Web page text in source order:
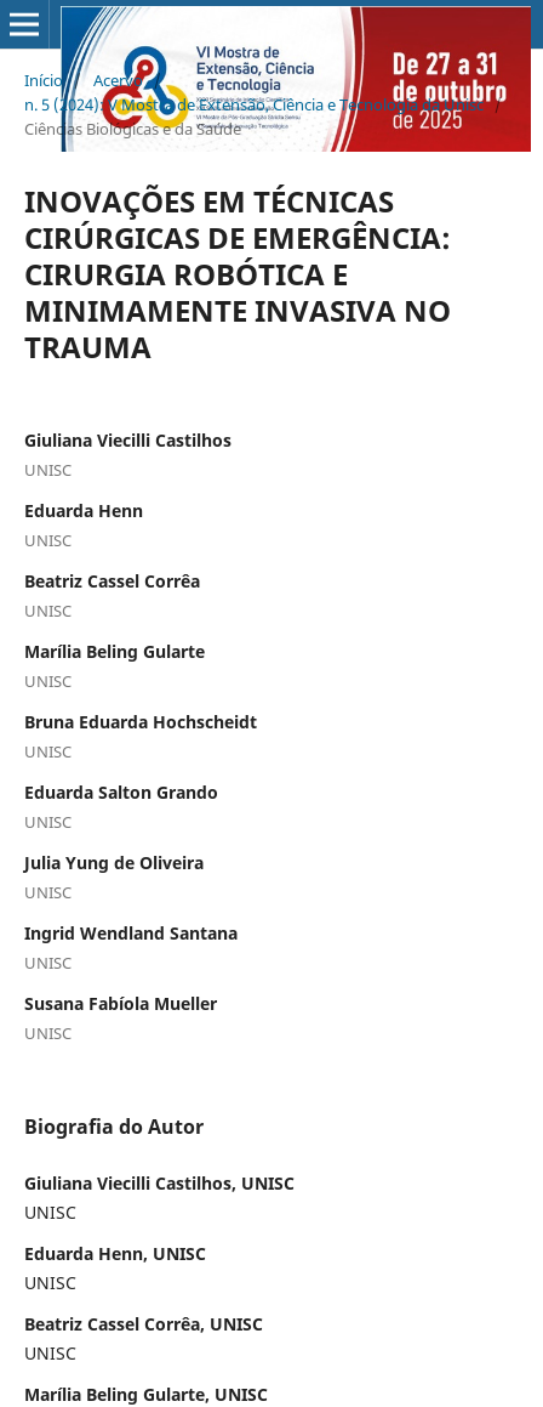
Início / Acervo /
n. 5 (2024): V Mostra de Extensão, Ciência e Tecnologia da Unisc /
Ciências Biológicas e da Saúde
INOVAÇÕES EM TÉCNICAS
CIRÚRGICAS DE EMERGÊNCIA:
CIRURGIA ROBÓTICA E
MINIMAMENTE INVASIVA NO
TRAUMA
Giuliana Viecilli Castilhos
UNISC
Eduarda Henn
UNISC
Beatriz Cassel Corrêa
UNISC
Marília Beling Gularte
UNISC
Bruna Eduarda Hochscheidt
UNISC
Eduarda Salton Grando
UNISC
Julia Yung de Oliveira
UNISC
Ingrid Wendland Santana
UNISC
Susana Fabíola Mueller
UNISC
Biografia do Autor
Giuliana Viecilli Castilhos, UNISC
UNISC
Eduarda Henn, UNISC
UNISC
Beatriz Cassel Corrêa, UNISC
UNISC
Marília Beling Gularte, UNISC